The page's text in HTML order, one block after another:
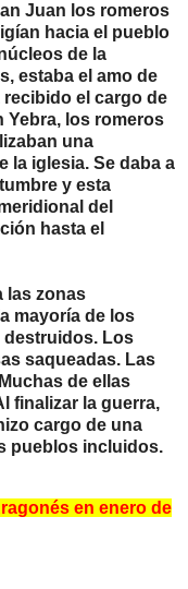
Juan los romeros
hacia el pueblo
de la
estaba el amo de
el cargo de
Yebra, los romeros
una
la iglesia. Se daba a
y esta
del
hasta el
las zonas
mayoría de los
destruidos. Los
saqueadas. Las
de ellas
finalizar la guerra,
cargo de una
pueblos incluidos.
en enero de